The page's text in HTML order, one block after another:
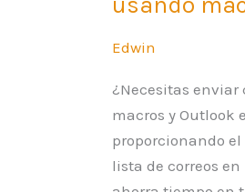
Edwin
¿Necesitas enviar
macros y Outlook
proporcionando
lista de correos